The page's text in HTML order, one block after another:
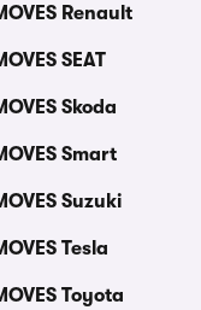
Renault
SEAT
Skoda
Smart
Suzuki
Tesla
Toyota